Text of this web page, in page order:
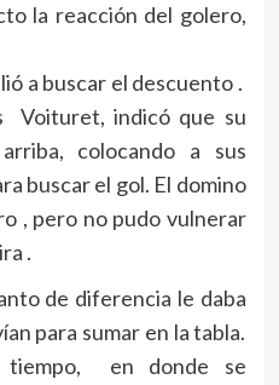
la reacción del golero,
a buscar el descuento .
Voituret, indicó que su
colocando a sus
buscar el gol. El domino
, pero no pudo vulnerar
.
de diferencia le daba
para sumar en la tabla.
tiempo, en donde se